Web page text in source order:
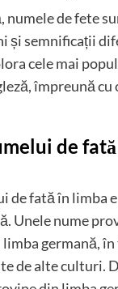
numele de fete
și semnificații
cele mai
împreună cu
de
de fată în limba
Unele nume
germană,
de alte culturi.